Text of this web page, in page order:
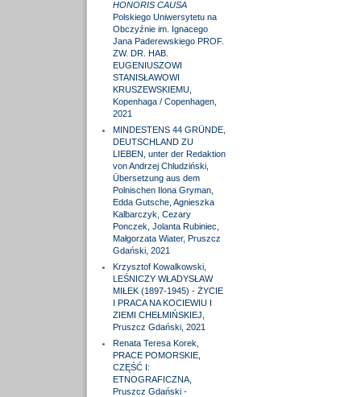
HONORIS CAUSA
Polskiego Uniwersytetu na
Obczyźnie im. Ignacego
Jana Paderewskiego PROF.
ZW. DR. HAB.
EUGENIUSZOWI
STANISŁAWOWI
KRUSZEWSKIEMU,
Kopenhaga / Copenhagen,
2021
MINDESTENS 44 GRÜNDE,
DEUTSCHLAND ZU
LIEBEN, unter der Redaktion
von Andrzej Chludziński,
Übersetzung aus dem
Polnischen Ilona Gryman,
Edda Gutsche, Agnieszka
Kalbarczyk, Cezary
Ponczek, Jolanta Rubiniec,
Małgorzata Wiater, Pruszcz
Gdański, 2021
Krzysztof Kowalkowski,
LEŚNICZY WŁADYSŁAW
MIŁEK (1897-1945) - ŻYCIE
I PRACA NA KOCIEWIU I
ZIEMI CHEŁMIŃSKIEJ,
Pruszcz Gdański, 2021
Renata Teresa Korek,
PRACE POMORSKIE,
CZĘŚĆ I:
ETNOGRAFICZNA,
Pruszcz Gdański -